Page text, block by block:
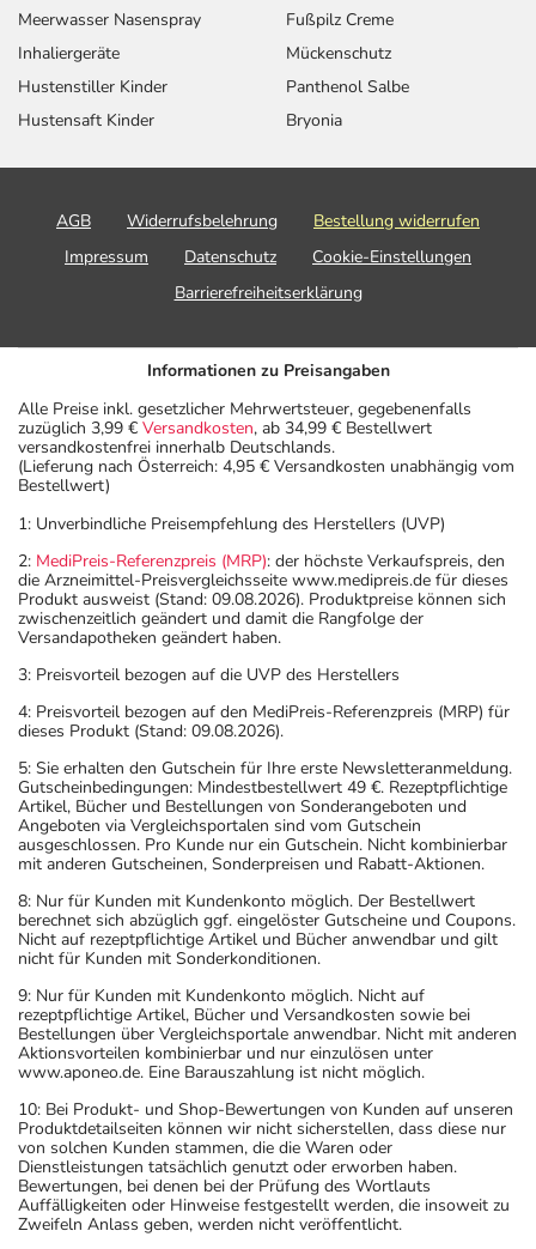
Meerwasser Nasenspray
Inhaliergeräte
Hustenstiller Kinder
Hustensaft Kinder
Fußpilz Creme
Mückenschutz
Panthenol Salbe
Bryonia
AGB Widerrufsbelehrung
Bestellung widerrufen
Impressum
Datenschutz
Cookie-Einstellungen
Barrierefreiheitserklärung
Informationen zu Preisangaben
Alle Preise inkl. gesetzlicher Mehrwertsteuer, gegebenenfalls
zuzüglich 3,99 € Versandkosten, ab 34,99 € Bestellwert
versandkostenfrei innerhalb Deutschlands.
(Lieferung nach Österreich: 4,95 € Versandkosten unabhängig vom
Bestellwert)
1: Unverbindliche Preisempfehlung des Herstellers (UVP)
2: MediPreis-Referenzpreis (MRP): der höchste Verkaufspreis, den
die Arzneimittel-Preisvergleichsseite www.medipreis.de für dieses
Produkt ausweist (Stand: 09.08.2026). Produktpreise können sich
zwischenzeitlich geändert und damit die Rangfolge der
Versandapotheken geändert haben.
3: Preisvorteil bezogen auf die UVP des Herstellers
4: Preisvorteil bezogen auf den MediPreis-Referenzpreis (MRP) für
dieses Produkt (Stand: 09.08.2026).
5: Sie erhalten den Gutschein für Ihre erste Newsletteranmeldung.
Gutscheinbedingungen: Mindestbestellwert 49 €. Rezeptpflichtige
Artikel, Bücher und Bestellungen von Sonderangeboten und
Angeboten via Vergleichsportalen sind vom Gutschein
ausgeschlossen. Pro Kunde nur ein Gutschein. Nicht kombinierbar
mit anderen Gutscheinen, Sonderpreisen und Rabatt-Aktionen.
8: Nur für Kunden mit Kundenkonto möglich. Der Bestellwert
berechnet sich abzüglich ggf. eingelöster Gutscheine und Coupons.
Nicht auf rezeptpflichtige Artikel und Bücher anwendbar und gilt
nicht für Kunden mit Sonderkonditionen.
9: Nur für Kunden mit Kundenkonto möglich. Nicht auf
rezeptpflichtige Artikel, Bücher und Versandkosten sowie bei
Bestellungen über Vergleichsportale anwendbar. Nicht mit anderen
Aktionsvorteilen kombinierbar und nur einzulösen unter
www.aponeo.de. Eine Barauszahlung ist nicht möglich.
10: Bei Produkt- und Shop-Bewertungen von Kunden auf unseren
Produktdetailseiten können wir nicht sicherstellen, dass diese nur
von solchen Kunden stammen, die die Waren oder
Dienstleistungen tatsächlich genutzt oder erworben haben.
Bewertungen, bei denen bei der Prüfung des Wortlauts
Auffälligkeiten oder Hinweise festgestellt werden, die insoweit zu
Zweifeln Anlass geben, werden nicht veröffentlicht.